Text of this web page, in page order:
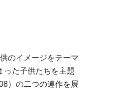
のイメージをテーマ
った子供たちを主題
）の二つの連作を展